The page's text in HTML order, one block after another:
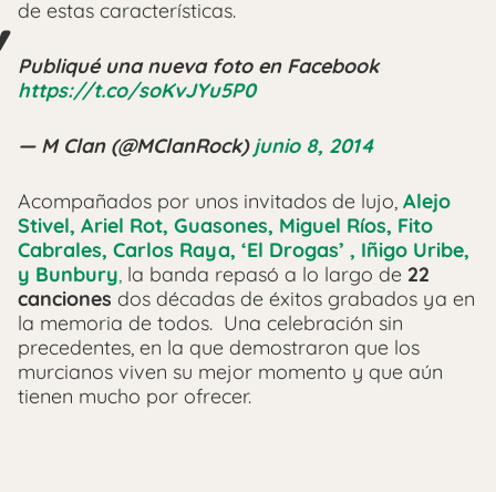
de estas características.
Publiqué una nueva foto en Facebook
https://t.co/soKvJYu5P0
— M Clan (@MClanRock)junio 8, 2014
Acompañados por unos invitados de lujo, Alejo
Stivel, Ariel Rot, Guasones, Miguel Ríos, Fito
Cabrales, Carlos Raya, ‘El Drogas’ , Iñigo Uribe,
y Bunbury, la banda repasó a lo largo de 22
canciones dos décadas de éxitos grabados ya en
la memoria de todos. Una celebración sin
precedentes, en la que demostraron que los
murcianos viven su mejor momento y que aún
tienen mucho por ofrecer.